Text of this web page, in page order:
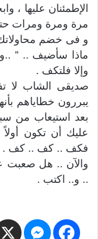
الإطمئنان عليها ،
مرة ومرة ومرات
و فى خضم
ماذا سأضيف .. ”
وإلا فلتكف .
صديقى الشاب لا
يبررون خطاياهم
بعد استيعاب من
عليك أن تكون أولاً
فكف .. كف .. كف .
والآن .. هل صعبت
.. و.. اكتب .